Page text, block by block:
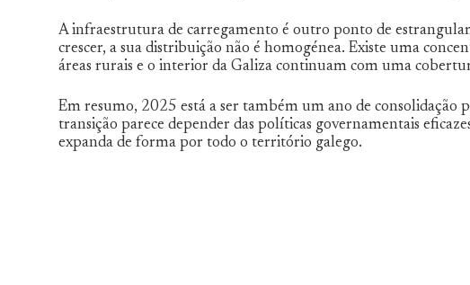
A infraestrutura de carregamento é outro ponto de
crescer, a sua distribuição não é homogénea. Existe uma
áreas rurais e o interior da Galiza continuam com uma
Em resumo, 2025 está a ser também um ano de consolidação
transição parece depender das políticas governamentais
expanda de forma por todo o território galego.